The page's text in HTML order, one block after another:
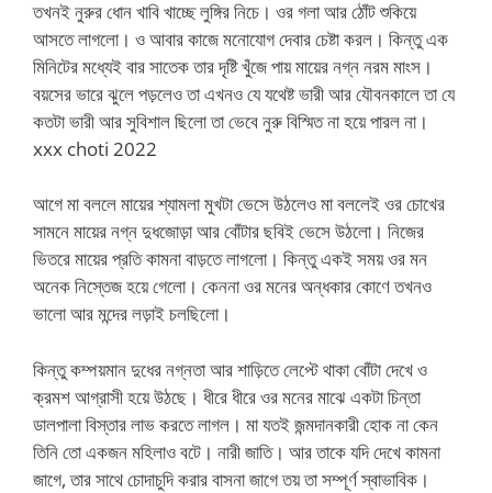
তখনই নুরুর ধোন খাবি খাচ্ছে লুঙ্গির নিচে। ওর গলা আর ঠোঁট শুকিয়ে
আসতে লাগলো। ও আবার কাজে মনোযোগ দেবার চেষ্টা করল। কিন্তু এক
মিনিটের মধ্যেই বার সাতেক তার দৃষ্টি খুঁজে পায় মায়ের নগ্ন নরম মাংস।
বয়সের ভারে ঝুলে পড়লেও তা এখনও যে যথেষ্ট ভারী আর যৌবনকালে তা যে
কতটা ভারী আর সুবিশাল ছিলো তা ভেবে নুরু বিস্মিত না হয়ে পারল না।
xxx choti 2022
আগে মা বললে মায়ের শ্যামলা মুখটা ভেসে উঠলেও মা বললেই ওর চোখের
সামনে মায়ের নগ্ন দুধজোড়া আর বোঁটার ছবিই ভেসে উঠলো। নিজের
ভিতরে মায়ের প্রতি কামনা বাড়তে লাগলো। কিন্তু একই সময় ওর মন
অনেক নিস্তেজ হয়ে গেলো। কেননা ওর মনের অন্ধকার কোণে তখনও
ভালো আর মন্দের লড়াই চলছিলো।
কিন্তু কম্পয়মান দুধের নগ্নতা আর শাড়িতে লেপ্টে থাকা বোঁটা দেখে ও
ক্রমশ আগ্রাসী হয়ে উঠছে। ধীরে ধীরে ওর মনের মাঝে একটা চিন্তা
ডালপালা বিস্তার লাভ করতে লাগল। মা যতই জন্মদানকারী হোক না কেন
তিনি তো একজন মহিলাও বটে। নারী জাতি। আর তাকে যদি দেখে কামনা
জাগে, তার সাথে চোদাচুদি করার বাসনা জাগে তয় তা সম্পূর্ণ স্বাভাবিক।